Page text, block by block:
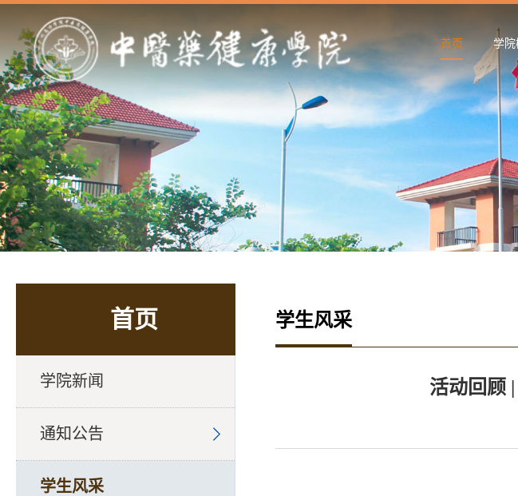
首页 学院
首页
学院新闻
通知公告
学生风采
学生风采
活动回顾